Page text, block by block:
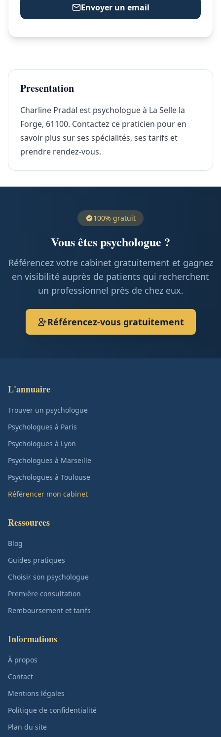
Envoyer un email
Presentation
Charline Pradal est psychologue à La Selle la
Forge, 61100. Contactez ce praticien pour en
savoir plus sur ses spécialités, ses tarifs et
prendre rendez-vous.
100% gratuit
Vous êtes psychologue ?
Référencez votre cabinet gratuitement et gagnez
en visibilité auprès de patients qui recherchent
un professionnel près de chez eux.
Référencez-vous gratuitement
L'annuaire
Trouver un psychologue
Psychologues à Paris
Psychologues à Lyon
Psychologues à Marseille
Psychologues à Toulouse
Référencer mon cabinet
Ressources
Blog
Guides pratiques
Choisir son psychologue
Première consultation
Remboursement et tarifs
Informations
À propos
Contact
Mentions légales
Politique de confidentialité
Plan du site